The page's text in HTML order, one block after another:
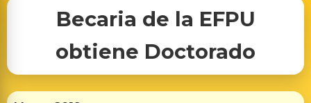
Becaria de la EFPU
obtiene Doctorado